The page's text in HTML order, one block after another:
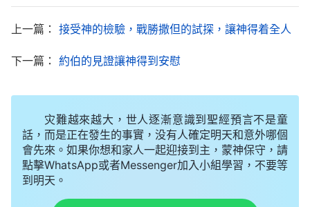
上一篇： 接受神的檢驗，戰勝撒但的試探，讓神得着全人
下一篇： 約伯的見證讓神得到安慰
灾難越來越大，世人逐漸意識到聖經預言不是童
話，而是正在發生的事實，没有人確定明天和意外哪個
會先來。如果你想和家人一起迎接到主，蒙神保守，請
點擊WhatsApp或者Messenger加入小組學習，不要等
到明天。